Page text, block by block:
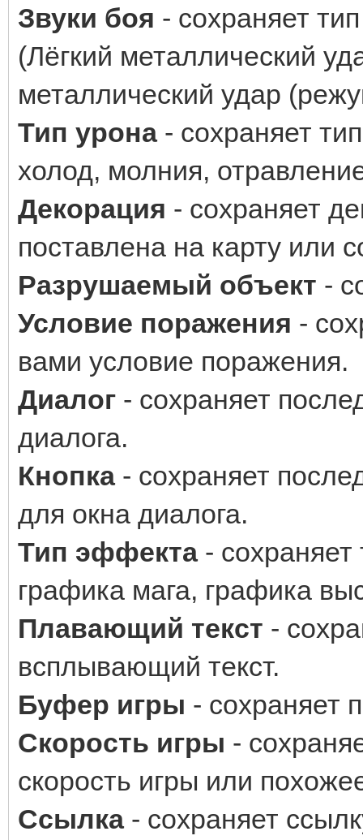
Звуки боя - сохраняет
(Лёгкий металлический
металлический удар
Тип урона- сохраняет
холод, молния,
Декорация - сохраняет
поставлена на карту или
Разрушаемый объект -
Условие поражения -
вами условие поражения.
Диалог - сохраняет
диалога.
Кнопка- сохраняет
для окна диалога.
Тип эффекта-
графика мага, графика
Плавающий текст -
всплывающий текст.
Буфер игры - сохраняет
Скорость игры -
скорость игры или
Ссылка- сохраняет